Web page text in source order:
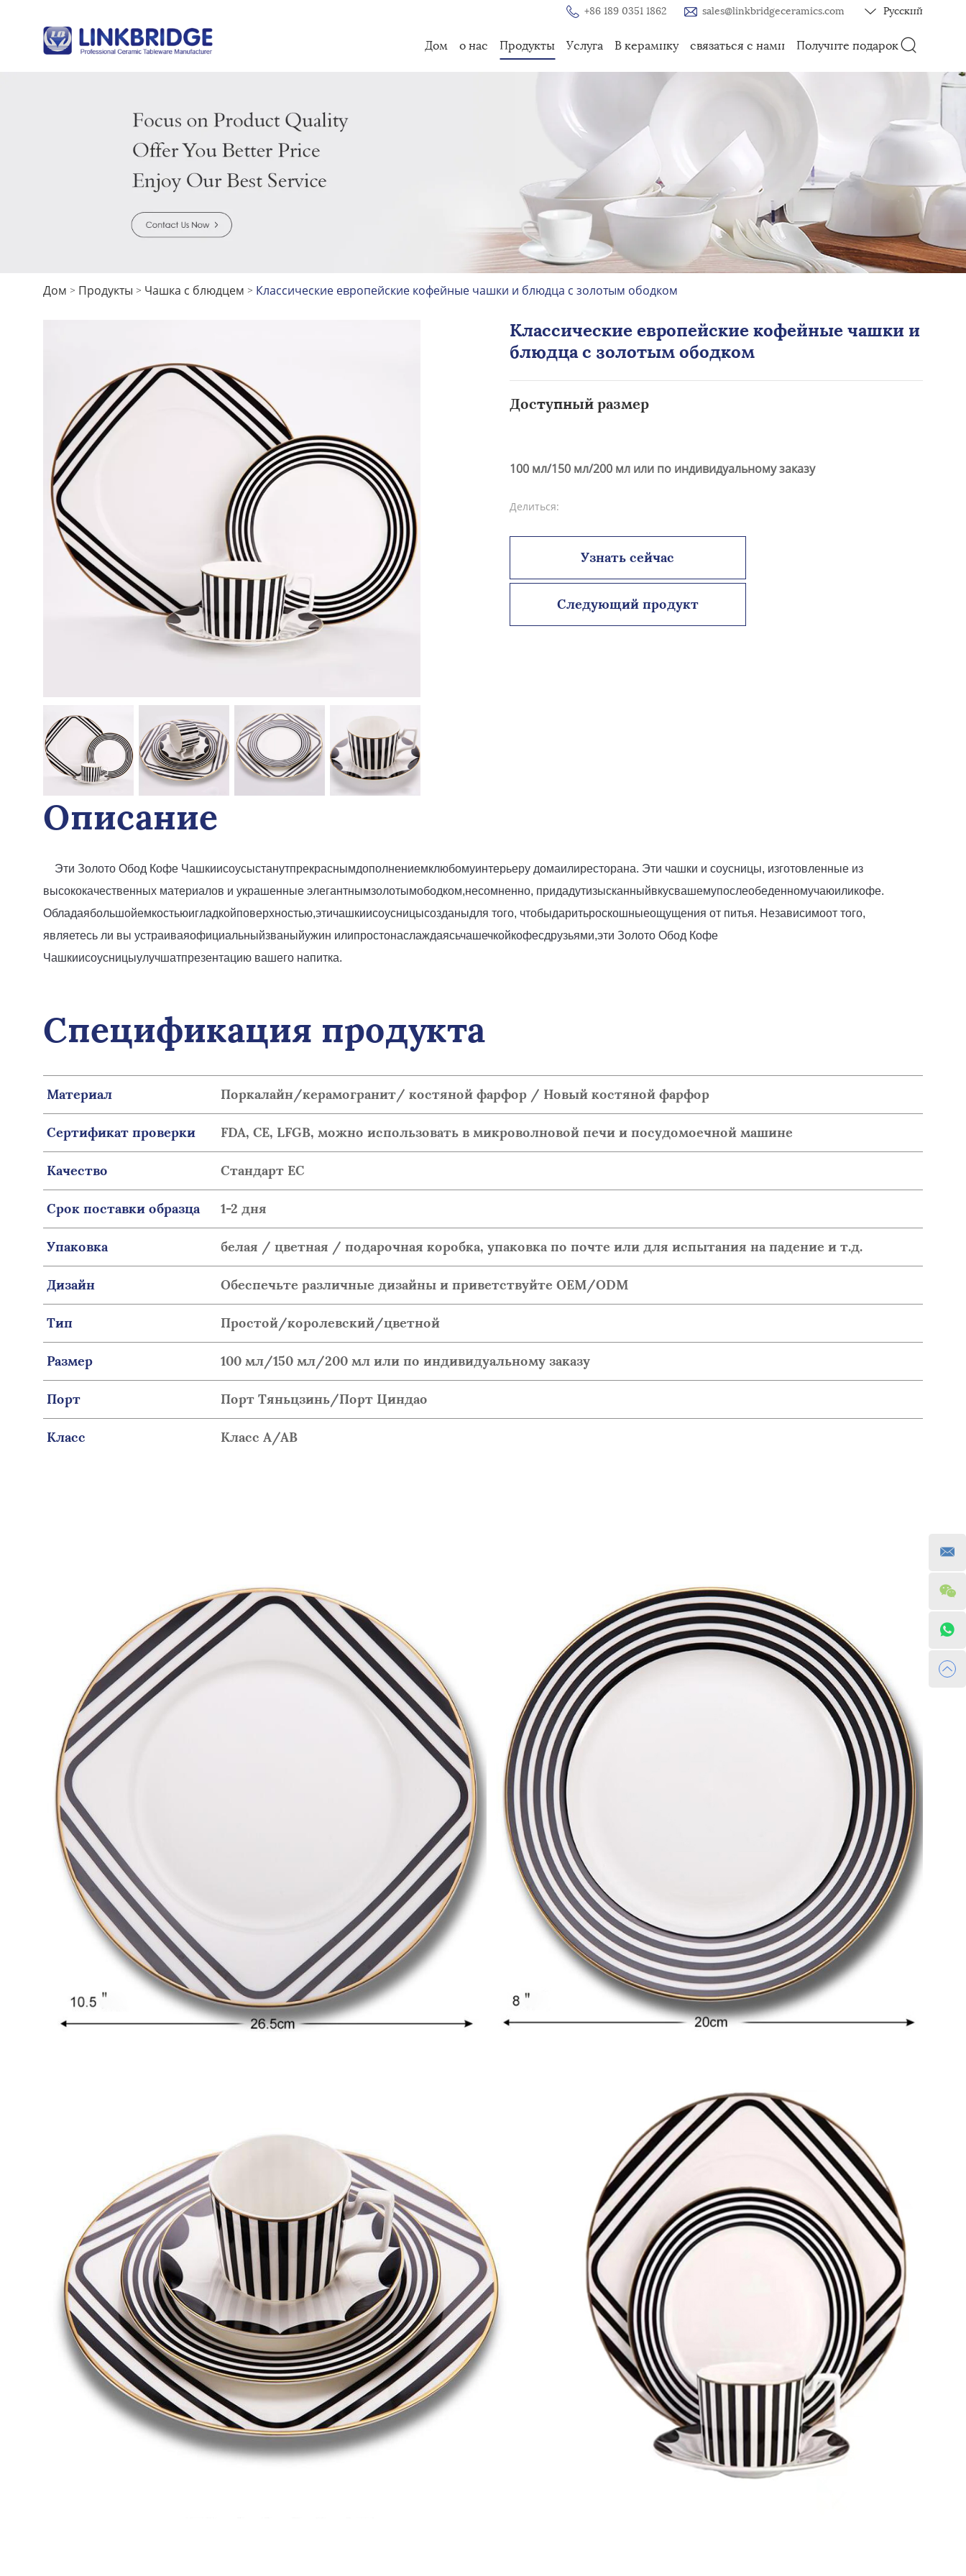
Русский
+86 189 0351 1862 sales@linkbridgeceramics.com
Дом о нас Продукты Услуга В керамику связаться с нами Получите подарок
Дом > Продукты > Чашка с блюдцем > Классические европейские кофейные чашки и блюдца с золотым ободком
Классические европейские кофейные чашки и
блюдца с золотым ободком
Доступный размер
100 мл/150 мл/200 мл или по индивидуальному заказу
Делиться:
Узнать сейчас
Следующий продукт
Описание
Эти Золото Обод Кофе Чашкиисоусыстанутпрекраснымдополнениемклюбомуинтерьеру домаилиресторана. Эти чашки и соусницы, изготовленные из
высококачественных материалов и украшенные элегантнымзолотымободком,несомненно, придадутизысканныйвкусвашемупослеобеденномучаюиликофе.
Обладаябольшойемкостьюигладкойповерхностью,этичашкиисоусницысозданыдля того, чтобыдаритьроскошныеощущения от питья. Независимоот того,
являетесь ли вы устраиваяофициальныйзваныйужин илипростонаслаждаясьчашечкойкофесдрузьями,эти Золото Обод Кофе
Чашкиисоусницыулучшатпрезентацию вашего напитка.
Спецификация продукта
Материал Поркалайн/керамогранит/ костяной фарфор / Новый костяной фарфор
Сертификат проверки FDA, CE, LFGB, можно использовать в микроволновой печи и посудомоечной машине
Качество Стандарт ЕС
Срок поставки образца 1-2 дня
Упаковка белая / цветная / подарочная коробка, упаковка по почте или для испытания на падение и т.д.
Дизайн Обеспечьте различные дизайны и приветствуйте OEM/ODM
Тип Простой/королевский/цветной
Размер 100 мл/150 мл/200 мл или по индивидуальному заказу
Порт Порт Тяньцзинь/Порт Циндао
Класс Класс A/AB